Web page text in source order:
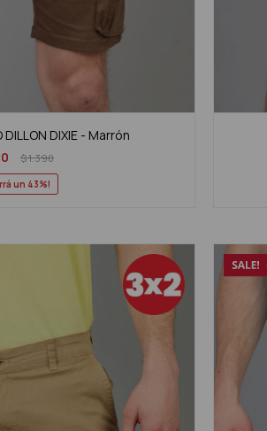
DILLON DIXIE - Marrón
$1.390
43